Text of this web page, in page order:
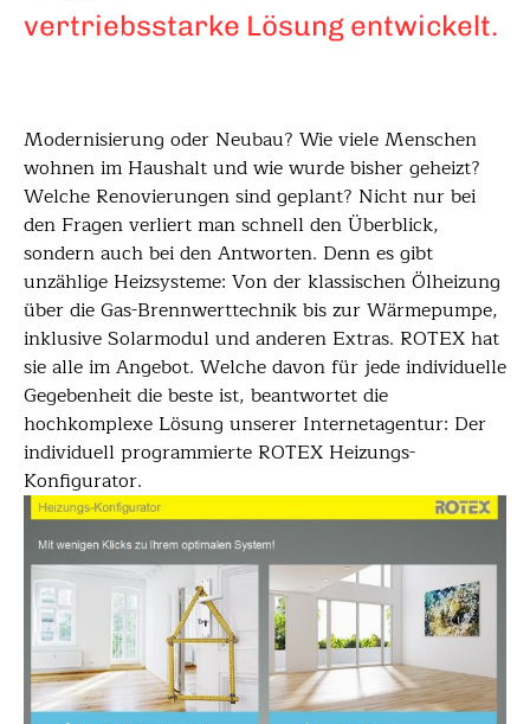
vertriebsstarke Lösung entwickelt.
Modernisierung oder Neubau? Wie viele Menschen
wohnen im Haushalt und wie wurde bisher geheizt?
Welche Renovierungen sind geplant? Nicht nur bei
den Fragen verliert man schnell den Überblick,
sondern auch bei den Antworten. Denn es gibt
unzählige Heizsysteme: Von der klassischen Ölheizung
über die Gas-Brennwerttechnik bis zur Wärmepumpe,
inklusive Solarmodul und anderen Extras. ROTEX hat
sie alle im Angebot. Welche davon für jede individuelle
Gegebenheit die beste ist, beantwortet die
hochkomplexe Lösung unserer Internetagentur: Der
individuell programmierte ROTEX Heizungs-
Konfigurator.